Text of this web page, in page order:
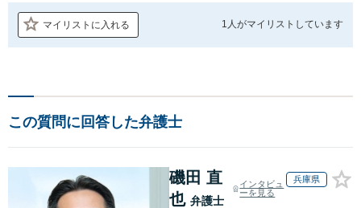
マイリストに入れる 1人がマイリストしています
この質問に回答した弁護士
磯田 直
也 弁護士
インタビュ
ーを見る
兵庫県